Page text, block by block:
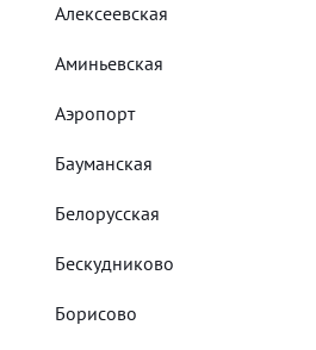
Алексеевская
Аминьевская
Аэропорт
Бауманская
Белорусская
Бескудниково
Борисово